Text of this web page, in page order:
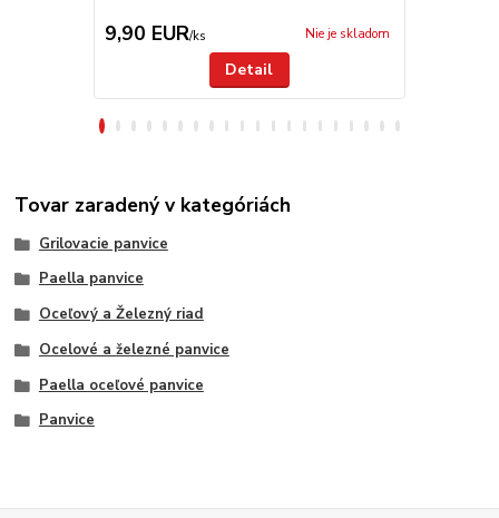
9,90 EUR/ks Nie je skladom
Detail
Tovar zaradený v kategóriách
Grilovacie panvice
Paella panvice
Oceľový a Železný riad
Ocelové a železné panvice
Paella oceľové panvice
Panvice